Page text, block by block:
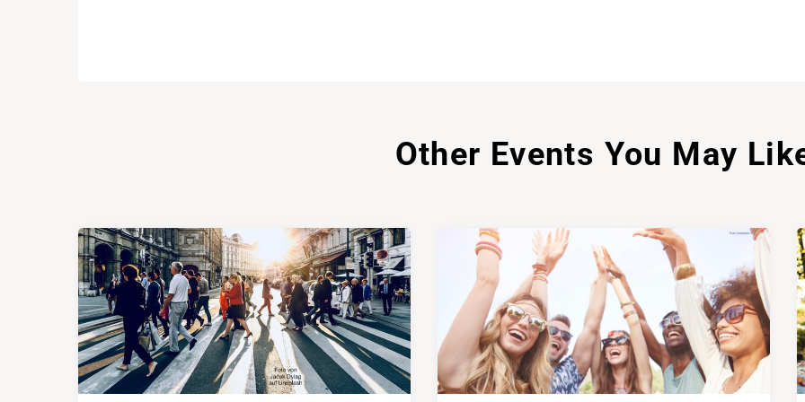
Other Events You May